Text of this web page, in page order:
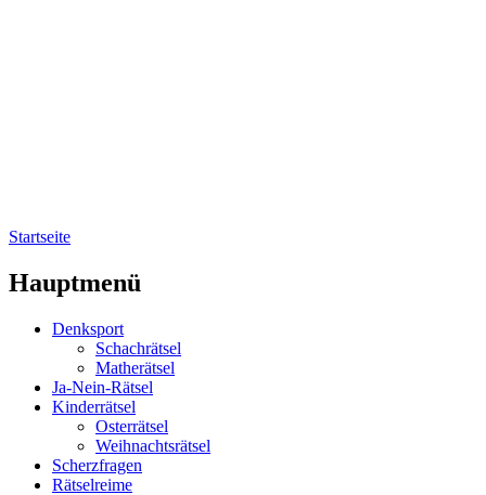
Startseite
Hauptmenü
Denksport
Schachrätsel
Matherätsel
Ja-Nein-Rätsel
Kinderrätsel
Osterrätsel
Weihnachtsrätsel
Scherzfragen
Rätselreime